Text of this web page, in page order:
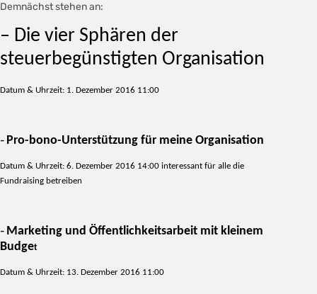
Demnächst stehen an:
– Die vier Sphären der
steuerbegünstigten Organisation
Datum & Uhrzeit: 1. Dezember 2016 11:00
– Pro-bono-Unterstützung für meine Organisation
Datum & Uhrzeit: 6. Dezember 2016 14:00 interessant für alle die
Fundraising betreiben
– Marketing und Öffentlichkeitsarbeit mit kleinem
Budget
Datum & Uhrzeit: 13. Dezember 2016 11:00